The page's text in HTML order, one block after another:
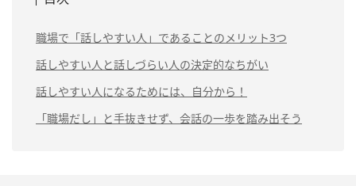
職場で「話しやすい人」であることのメリット3つ
話しやすい人と話しづらい人の決定的なちがい
話しやすい人になるためには、自分から！
「職場だし」と手抜きせず、会話の一歩を踏み出そう